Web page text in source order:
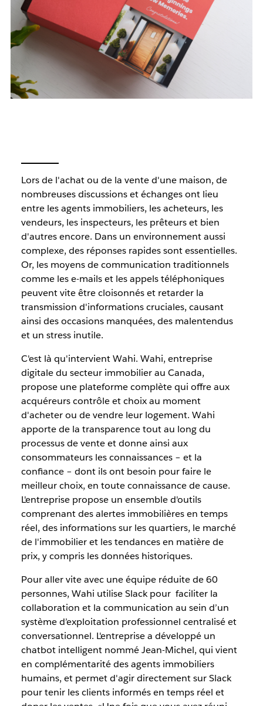
Lors de l'achat ou de la vente d'une maison, de
nombreuses discussions et échanges ont lieu
entre les agents immobiliers, les acheteurs, les
vendeurs, les inspecteurs, les prêteurs et bien
d'autres encore. Dans un environnement aussi
complexe, des réponses rapides sont essentielles.
Or, les moyens de communication traditionnels
comme les e-mails et les appels téléphoniques
peuvent vite être cloisonnés et retarder la
transmission d'informations cruciales, causant
ainsi des occasions manquées, des malentendus
et un stress inutile.
C'est là qu'intervient Wahi. Wahi, entreprise
digitale du secteur immobilier au Canada,
propose une plateforme complète qui offre aux
acquéreurs contrôle et choix au moment
d'acheter ou de vendre leur logement. Wahi
apporte de la transparence tout au long du
processus de vente et donne ainsi aux
consommateurs les connaissances – et la
confiance – dont ils ont besoin pour faire le
meilleur choix, en toute connaissance de cause.
L'entreprise propose un ensemble d'outils
comprenant des alertes immobilières en temps
réel, des informations sur les quartiers, le marché
de l'immobilier et les tendances en matière de
prix, y compris les données historiques.
Pour aller vite avec une équipe réduite de 60
personnes, Wahi utilise Slack pour faciliter la
collaboration et la communication au sein d’un
système d’exploitation professionnel centralisé et
conversationnel. L'entreprise a développé un
chatbot intelligent nommé Jean-Michel, qui vient
en complémentarité des agents immobiliers
humains, et permet d'agir directement sur Slack
pour tenir les clients informés en temps réel et